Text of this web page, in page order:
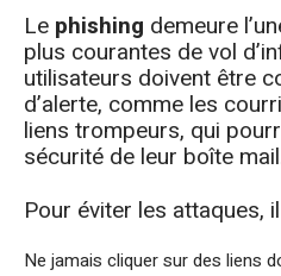
Le phishing demeure
plus courantes de vol
utilisateurs doivent être
d’alerte, comme les
liens trompeurs, qui
sécurité de leur boîte
Pour éviter les attaques,
Ne jamais cliquer sur des liens